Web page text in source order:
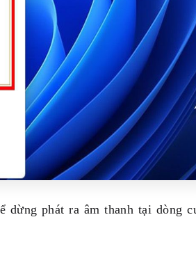
phát ra âm thanh tại dòng